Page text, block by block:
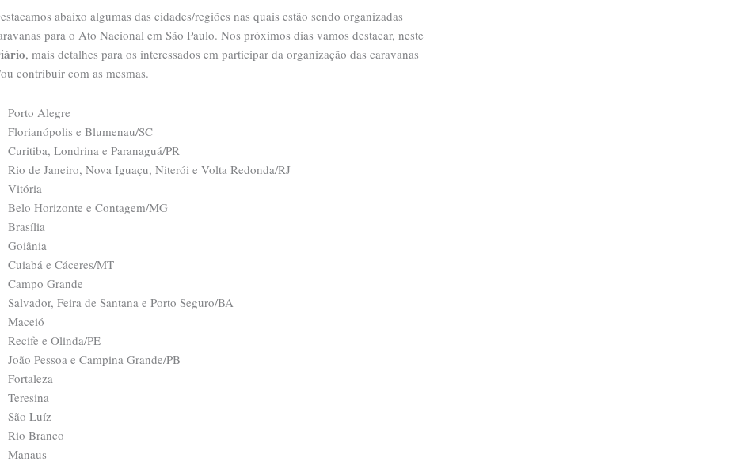
abaixo algumas das cidades/regiões nas quais estão sendo organizadas
para o Ato Nacional em São Paulo. Nos próximos dias vamos destacar, neste
, mais detalhes para os interessados em participar da organização das caravanas
contribuir com as mesmas.
Porto Alegre
Florianópolis e Blumenau/SC
Curitiba, Londrina e Paranaguá/PR
Rio de Janeiro, Nova Iguaçu, Niterói e Volta Redonda/RJ
Vitória
Belo Horizonte e Contagem/MG
Brasília
Goiânia
Cuiabá e Cáceres/MT
Campo Grande
Salvador, Feira de Santana e Porto Seguro/BA
Maceió
Recife e Olinda/PE
João Pessoa e Campina Grande/PB
Fortaleza
Teresina
São Luíz
Rio Branco
Manaus